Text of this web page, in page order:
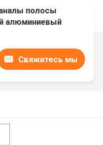
полосы
алюминиевый
Свяжитесь мы